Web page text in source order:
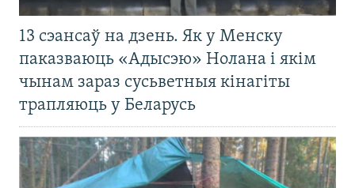
13 сэансаў на дзень. Як у Менску
паказваюць «Адысэю» Нолана і якім
чынам зараз сусьветныя кінагіты
трапляюць у Беларусь